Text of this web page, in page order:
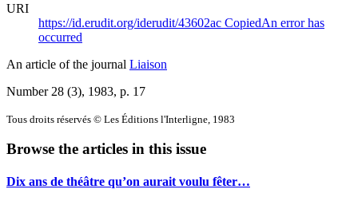
URI
https://id.erudit.org/iderudit/43602ac CopiedAn error has
occurred
An article of the journal Liaison
Number 28 (3), 1983, p. 17
Tous droits réservés © Les Éditions l'Interligne, 1983
Browse the articles in this issue
Dix ans de théâtre qu’on aurait voulu fêter…